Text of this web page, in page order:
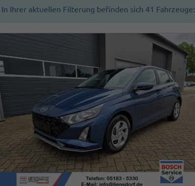
In Ihrer aktuellen Filterung befinden sich 41 Fahrzeuge: